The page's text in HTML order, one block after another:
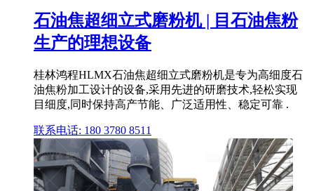
石油焦超细立式磨粉机 | 目石油焦粉
生产的理想设备
桂林鸿程HLMX石油焦超细立式磨粉机是专为高细度石
油焦粉加工设计的设备,采用先进的研磨技术,轻松实现
目细度,同时保持高产节能、广泛适用性、稳定可靠 .
联系电话: 180 3780 8511